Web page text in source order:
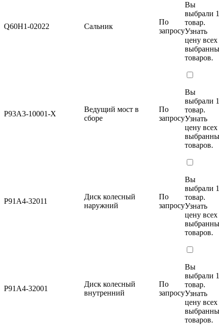
Q60Н1-02022 Сальник
По
запросу
Вы
выбрали 1
товар.
Узнать
цену всех
товаров.
P93A3-10001-X
Ведущий мост в
сборе
По
запросу
Вы
выбрали 1
товар.
Узнать
цену всех
товаров.
P91A4-32011
Диск колесный
наружний
По
запросу
Вы
выбрали 1
товар.
Узнать
цену всех
товаров.
P91A4-32001
Диск колесный
внутренний
По
запросу
Вы
выбрали 1
товар.
Узнать
цену всех
товаров.